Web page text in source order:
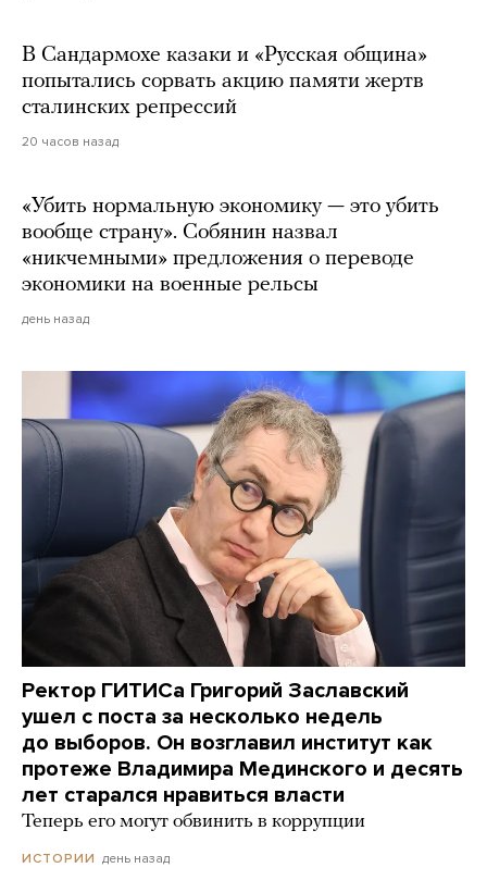
В Сандармохе казаки и «Русская община»
попытались сорвать акцию памяти жертв
сталинских репрессий
20 часов назад
«Убить нормальную экономику — это убить
вообще страну». Собянин назвал
«никчемными» предложения о переводе
экономики на военные рельсы
день назад
Ректор ГИТИСа Григорий Заславский
ушел с поста за несколько недель
до выборов. Он возглавил институт как
протеже Владимира Мединского и десять
лет старался нравиться власти
Теперь его могут обвинить в коррупции
ИСТОРИИ день назад